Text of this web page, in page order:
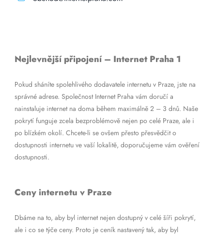
Nejlevnější připojení – Internet Praha 1
Pokud sháníte spolehlivého dodavatele internetu v Praze, jste na
správné adrese. Společnost Internet Praha vám doručí a
nainstaluje internet na doma během maximálně 2 – 3 dnů. Naše
pokrytí funguje zcela bezproblémově nejen po celé Praze, ale i
po blízkém okolí. Chcete-li se ovšem přesto přesvědčit o
dostupnosti internetu ve vaší lokalitě, doporučujeme vám ověření
dostupnosti.
Ceny internetu v Praze
Dbáme na to, aby byl internet nejen dostupný v celé šíři pokrytí,
ale i co se týče ceny. Proto je ceník nastavený tak, aby byl